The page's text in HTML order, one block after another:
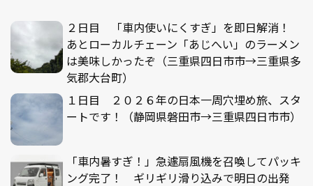
２日目 「車内使いにくすぎ」を即日解消！
あとローカルチェーン「あじへい」のラーメン
は美味しかったぞ（三重県四日市市→三重県多
気郡大台町）
１日目 ２０２６年の日本一周穴埋め旅、スタ
ートです！（静岡県磐田市→三重県四日市市）
「車内暑すぎ！」急遽扇風機を召喚してパッキ
ング完了！ ギリギリ滑り込みで明日の出発